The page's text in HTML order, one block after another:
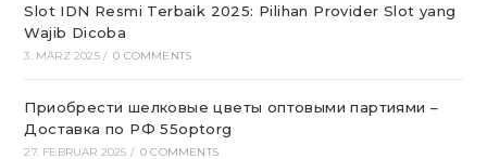
Slot IDN Resmi Terbaik 2025: Pilihan Provider Slot yang
Wajib Dicoba
3. MÄRZ 2025 / 0 COMMENTS
Приобрести шелковые цветы оптовыми партиями –
Доставка по РФ 55optorg
27. FEBRUAR 2025 / 0 COMMENTS